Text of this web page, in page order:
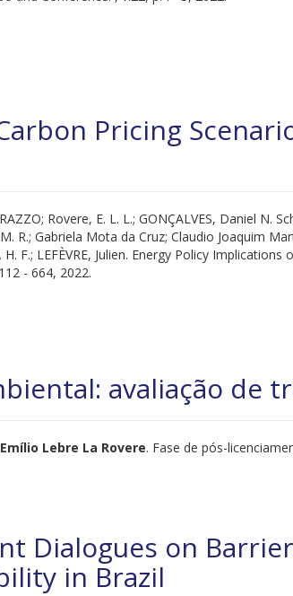
Pricing
Rovere, E. L. L.; GONÇALVES, Daniel N.
M. R.; Gabriela Mota da Cruz; Claudio Joaquim
F.; LEFÈVRE, Julien. Energy Policy
- 664, 2022.
avaliação de
Emílio Lebre La Rovere. Fase de pós-
Dialogues on
in Brazil